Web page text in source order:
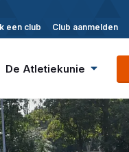
een club Club aanmelden
De Atletiekunie